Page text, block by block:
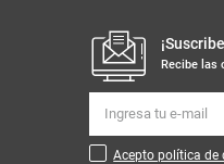
Recibe las
Acepto política de